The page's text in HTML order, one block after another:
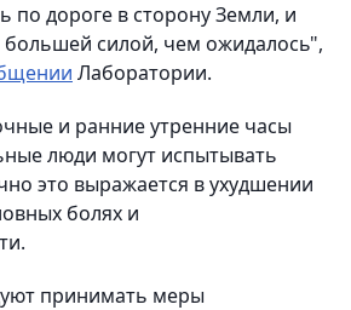
по дороге в сторону Земли, и
силой, чем ожидалось",
Лаборатории.
и ранние утренние часы
люди могут испытывать
это выражается в ухудшении
болях и
принимать меры